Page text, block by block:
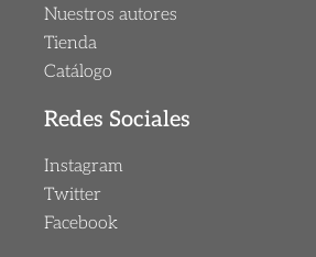
Nuestros autores
Tienda
Catálogo
Redes Sociales
Instagram
Twitter
Facebook